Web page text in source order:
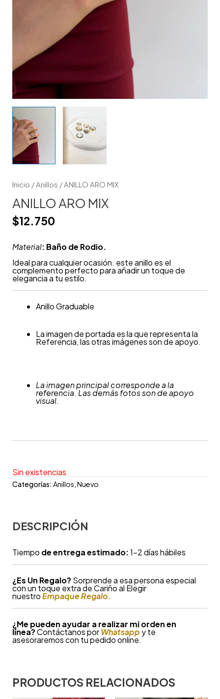
Inicio / Anillos / ANILLO ARO MIX
ANILLO ARO MIX
$12.750
Material: Baño de Rodio.
Ideal para cualquier ocasión. este anillo es el
complemento perfecto para añadir un toque de
elegancia a tu estilo.
Anillo Graduable
La imagen de portada es la que representa la
Referencia, las otras imágenes son de apoyo.
La imagen principal corresponde a la
referencia. Las demás fotos son de apoyo
visual.
Sin existencias
Categorías:Anillos,Nuevo
DESCRIPCIÓN
Tiempo de entrega estimado:1-2 días hábiles
¿Es Un Regalo? Sorprende a esa persona especial
con un toque extra de Cariño al Elegir
nuestroEmpaque Regalo.
¿Me pueden ayudar a realizar mi orden en
línea?Contáctanos por Whatsapp y te
asesoraremos con tu pedido online.
PRODUCTOS RELACIONADOS